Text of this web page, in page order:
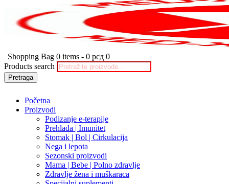
Shopping Bag 0 items - 0 рсд 0
Products search
Pretraga
Početna
Proizvodi
Podizanje e-terapije
Prehlada | Imunitet
Stomak | Bol | Cirkulacija
Nega i lepota
Sezonski proizvodi
Mama | Bebe | Polno zdravlje
Zdravlje žena i muškaraca